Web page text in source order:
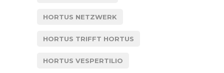
HORTUS NETZWERK
HORTUS TRIFFT HORTUS
HORTUS VESPERTILIO